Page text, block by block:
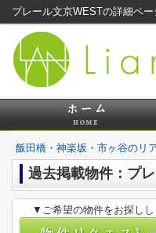
プレール文京WESTの詳細ペ
飯田橋・神楽坂・市ヶ谷のリ
過去掲載物件：プ
▼ご希望の物件をお探しし